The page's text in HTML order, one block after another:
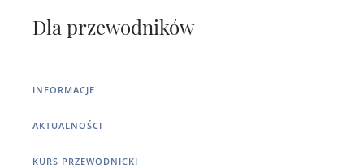
Dla przewodników
INFORMACJE
AKTUALNOŚCI
KURS PRZEWODNICKI